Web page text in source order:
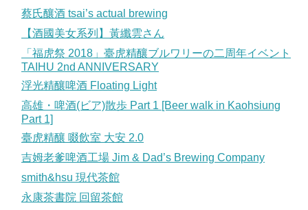
蔡氏釀酒 tsai’s actual brewing
【酒國美女系列】黃纖雲さん
「福虎祭 2018」臺虎精釀ブルワリーの二周年イベント
TAIHU 2nd ANNIVERSARY
浮光精釀啤酒 Floating Light
高雄・啤酒(ビア)散歩 Part 1 [Beer walk in Kaohsiung
Part 1]
臺虎精釀 啜飲室 大安 2.0
吉姆老爹啤酒工場 Jim & Dad’s Brewing Company
smith&hsu 現代茶館
永康茶書院 回留茶館